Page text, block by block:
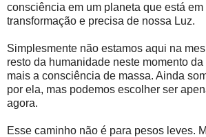
consciência em um planeta que está em
transformação e precisa de nossa Luz.
Simplesmente não estamos aqui na
resto da humanidade neste momento
mais a consciência de massa. Ainda
por ela, mas podemos escolher ser
agora.
Esse caminho não é para pesos leves.